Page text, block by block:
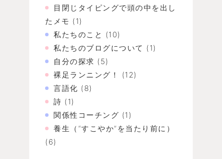
目閉じタイピングで頭の中を出し
たメモ (1)
私たちのこと (10)
私たちのブログについて (1)
自分の探求 (5)
裸足ランニング！
(12)
言語化 (8)
詩 (1)
関係性コーチング (1)
養生（“すこやか”を当たり前に）
(6)